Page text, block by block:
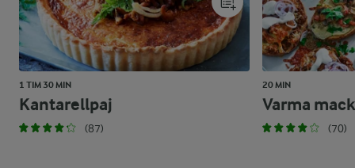
1 TIM 30 MIN
Kantarellpaj
(87)
20 MIN
Varma
(70)